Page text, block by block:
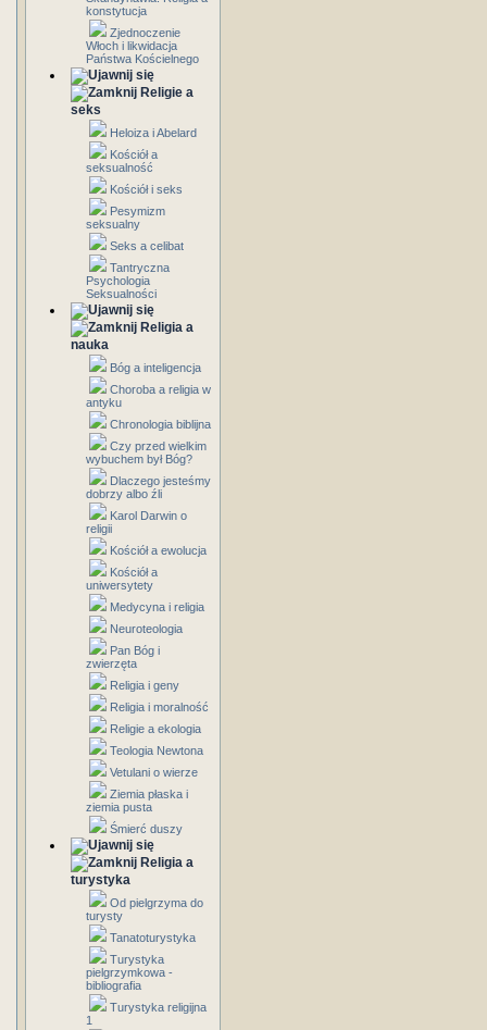
konstytucja
Zjednoczenie
Włoch i likwidacja
Państwa Kościelnego
Religie a
seks
Heloiza i Abelard
Kościół a
seksualność
Kościół i seks
Pesymizm
seksualny
Seks a celibat
Tantryczna
Psychologia
Seksualności
Religia a
nauka
Bóg a inteligencja
Choroba a religia w
antyku
Chronologia biblijna
Czy przed wielkim
wybuchem był Bóg?
Dlaczego jesteśmy
dobrzy albo źli
Karol Darwin o
religii
Kościół a ewolucja
Kościół a
uniwersytety
Medycyna i religia
Neuroteologia
Pan Bóg i
zwierzęta
Religia i geny
Religia i moralność
Religie a ekologia
Teologia Newtona
Vetulani o wierze
Ziemia płaska i
ziemia pusta
Śmierć duszy
Religia a
turystyka
Od pielgrzyma do
turysty
Tanatoturystyka
Turystyka
pielgrzymkowa -
bibliografia
Turystyka religijna
1